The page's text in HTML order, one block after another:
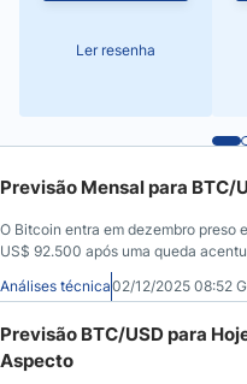
Ler resenha
Previsão Mensal para BTC/
O Bitcoin entra em dezembro
US$ 92.500 após uma queda
a menos que uma ruptura ou
Análises técnica02/12/2025 08:52
Previsão BTC/USD para
Aspecto